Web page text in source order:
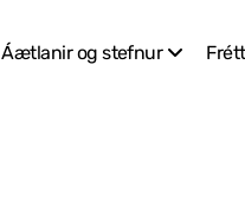
Áætlanir og stefnur